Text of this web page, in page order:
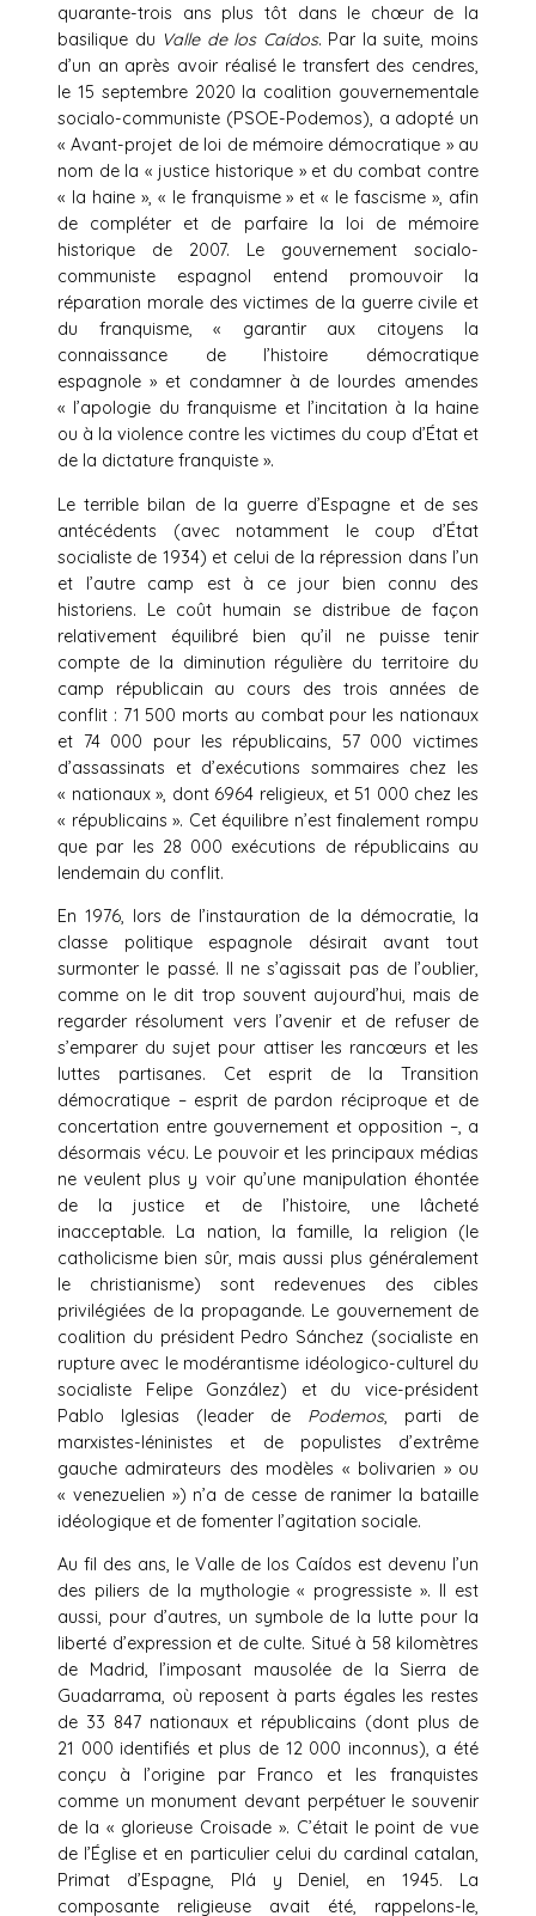
quarante-trois ans plus tôt dans le chœur de la
basilique du Valle de los Caídos. Par la suite, moins
d’un an après avoir réalisé le transfert des cendres,
le 15 septembre 2020 la coalition gouvernementale
socialo-communiste (PSOE-Podemos), a adopté un
« Avant-projet de loi de mémoire démocratique » au
nom de la « justice historique » et du combat contre
« la haine », « le franquisme » et « le fascisme », afin
de compléter et de parfaire la loi de mémoire
historique de 2007. Le gouvernement socialo-
communiste espagnol entend promouvoir la
réparation morale des victimes de la guerre civile et
du franquisme, « garantir aux citoyens la
connaissance de l’histoire démocratique
espagnole » et condamner à de lourdes amendes
« l’apologie du franquisme et l’incitation à la haine
ou à la violence contre les victimes du coup d’État et
de la dictature franquiste ».
Le terrible bilan de la guerre d’Espagne et de ses
antécédents (avec notamment le coup d’État
socialiste de 1934) et celui de la répression dans l’un
et l’autre camp est à ce jour bien connu des
historiens. Le coût humain se distribue de façon
relativement équilibré bien qu’il ne puisse tenir
compte de la diminution régulière du territoire du
camp républicain au cours des trois années de
conflit : 71 500 morts au combat pour les nationaux
et 74 000 pour les républicains, 57 000 victimes
d’assassinats et d’exécutions sommaires chez les
« nationaux », dont 6964 religieux, et 51 000 chez les
« républicains ». Cet équilibre n’est finalement rompu
que par les 28 000 exécutions de républicains au
lendemain du conflit.
En 1976, lors de l’instauration de la démocratie, la
classe politique espagnole désirait avant tout
surmonter le passé. Il ne s’agissait pas de l’oublier,
comme on le dit trop souvent aujourd’hui, mais de
regarder résolument vers l’avenir et de refuser de
s’emparer du sujet pour attiser les rancœurs et les
luttes partisanes. Cet esprit de la Transition
démocratique – esprit de pardon réciproque et de
concertation entre gouvernement et opposition –, a
désormais vécu. Le pouvoir et les principaux médias
ne veulent plus y voir qu’une manipulation éhontée
de la justice et de l’histoire, une lâcheté
inacceptable. La nation, la famille, la religion (le
catholicisme bien sûr, mais aussi plus généralement
le christianisme) sont redevenues des cibles
privilégiées de la propagande. Le gouvernement de
coalition du président Pedro Sánchez (socialiste en
rupture avec le modérantisme idéologico-culturel du
socialiste Felipe González) et du vice-président
Pablo Iglesias (leader de Podemos, parti de
marxistes-léninistes et de populistes d’extrême
gauche admirateurs des modèles « bolivarien » ou
« venezuelien ») n’a de cesse de ranimer la bataille
idéologique et de fomenter l’agitation sociale.
Au fil des ans, le Valle de los Caídos est devenu l’un
des piliers de la mythologie « progressiste ». Il est
aussi, pour d’autres, un symbole de la lutte pour la
liberté d’expression et de culte. Situé à 58 kilomètres
de Madrid, l’imposant mausolée de la Sierra de
Guadarrama, où reposent à parts égales les restes
de 33 847 nationaux et républicains (dont plus de
21 000 identifiés et plus de 12 000 inconnus), a été
conçu à l’origine par Franco et les franquistes
comme un monument devant perpétuer le souvenir
de la « glorieuse Croisade ». C’était le point de vue
de l’Église et en particulier celui du cardinal catalan,
Primat d’Espagne, Plá y Deniel, en 1945. La
composante religieuse avait été, rappelons-le,